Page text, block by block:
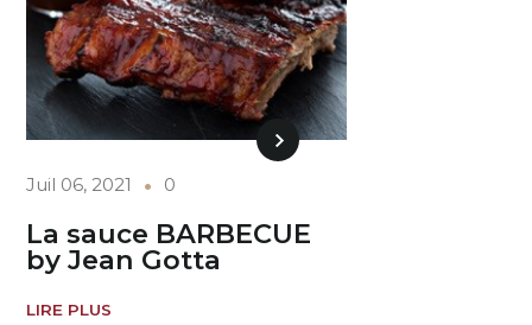
Juil 06, 2021 0
La sauce BARBECUE
by Jean Gotta
LIRE PLUS